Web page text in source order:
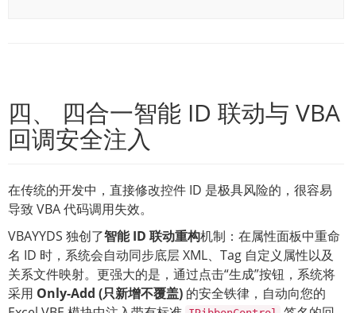
四、 四合一智能 ID 联动与 VBA
回调安全注入
在传统的开发中，直接修改控件 ID 是极具风险的，很容易
导致 VBA 代码调用失效。
VBAYYDS 独创了智能 ID 联动重构机制：在属性面板中重命
名 ID 时，系统会自动同步底层 XML、Tag 自定义属性以及
关系文件映射。更强大的是，通过点击“生成”按钮，系统将
采用 Only-Add (只新增不覆盖) 的安全铁律，自动向您的